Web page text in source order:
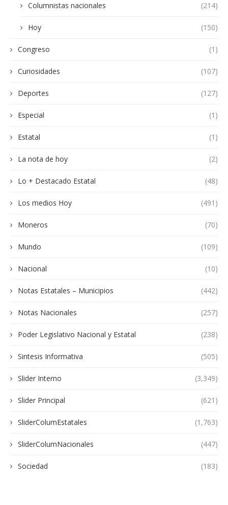
Columnistas nacionales (214)
Hoy (150)
Congreso (1)
Curiosidades (107)
Deportes (127)
Especial (1)
Estatal (1)
La nota de hoy (2)
Lo + Destacado Estatal (48)
Los medios Hoy (491)
Moneros (70)
Mundo (109)
Nacional (10)
Notas Estatales – Municipios (442)
Notas Nacionales (257)
Poder Legislativo Nacional y Estatal (238)
Sintesis Informativa (505)
Slider Interno (3,349)
Slider Principal (621)
SliderColumEstatales (1,763)
SliderColumNacionales (447)
Sociedad (183)